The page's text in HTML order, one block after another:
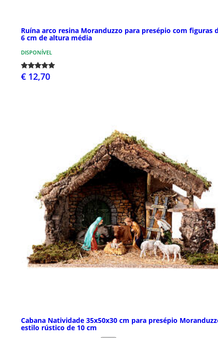
Ruína arco resina Moranduzzo para presépio com figuras
6 cm de altura média
DISPONÍVEL
€ 12,70
Cabana Natividade 35x50x30 cm para presépio
estilo rústico de 10 cm